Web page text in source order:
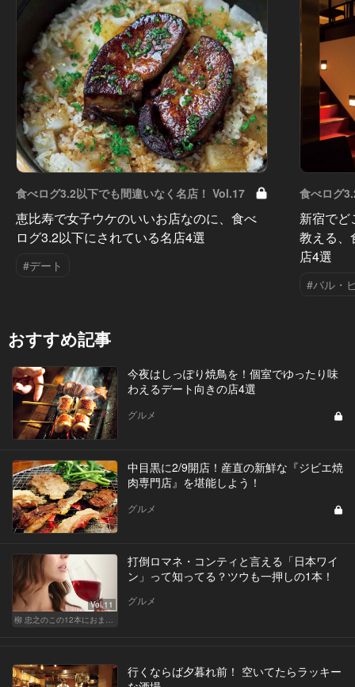
食べログ3.2以下でも間違いなく名店！ Vol.17
恵比寿で女子ウケのいいお店なのに、食べ
ログ3.2以下にされている名店4選
#デート
食べログ
新宿でど
教える、
店4選
#バル・
おすすめ記事
今夜はしっぽり焼鳥を！個室でゆったり味
わえるデート向きの店4選
グルメ
中目黒に2/9開店！産直の新鮮な『ジビエ焼
肉専門店』を堪能しよう！
グルメ
Vol.11
柳 忠之のこの12本におまかせ
打倒ロマネ・コンティと言える「日本ワイ
ン」って知ってる？ツウも一押しの1本！
グルメ
行くならば夕暮れ前！ 空いてたらラッキー